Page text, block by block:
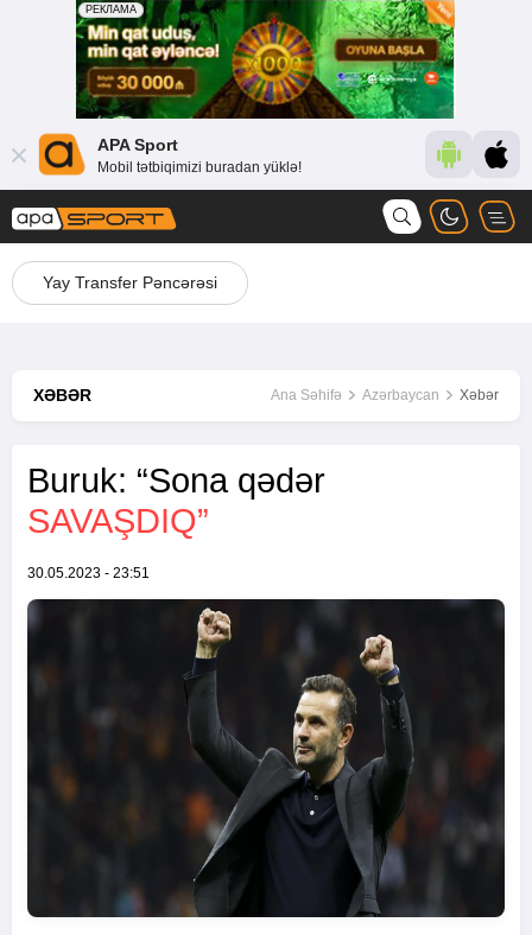
APA Sport
Mobil tətbiqimizi buradan yüklə!
Yay Transfer Pəncərəsi
XƏBƏR Ana Səhifə Azərbaycan Xəbər
Buruk: “Sona qədər
SAVAŞDIQ”
30.05.2023 - 23:51